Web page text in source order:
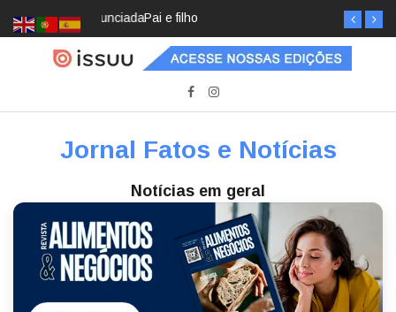
Pai e filho
Jornal Fatos e Notícias
Notícias em geral